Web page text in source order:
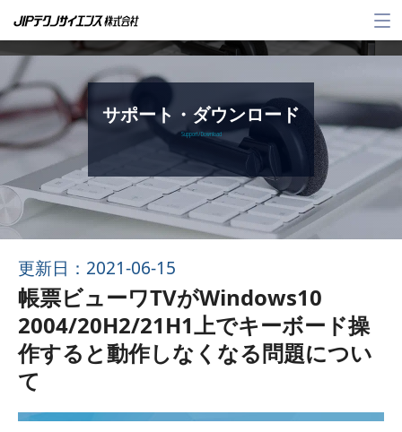
メ
ー
サポート・ダウンロード
Support / Download
更新日：2021-06-15
帳票ビューワTVがWindows10
2004/20H2/21H1上でキーボード操
作すると動作しなくなる問題につい
て